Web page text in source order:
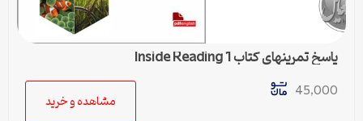
پاسخ تمرینهای کتاب Inside Reading 1
45,000
مشاهده و خرید